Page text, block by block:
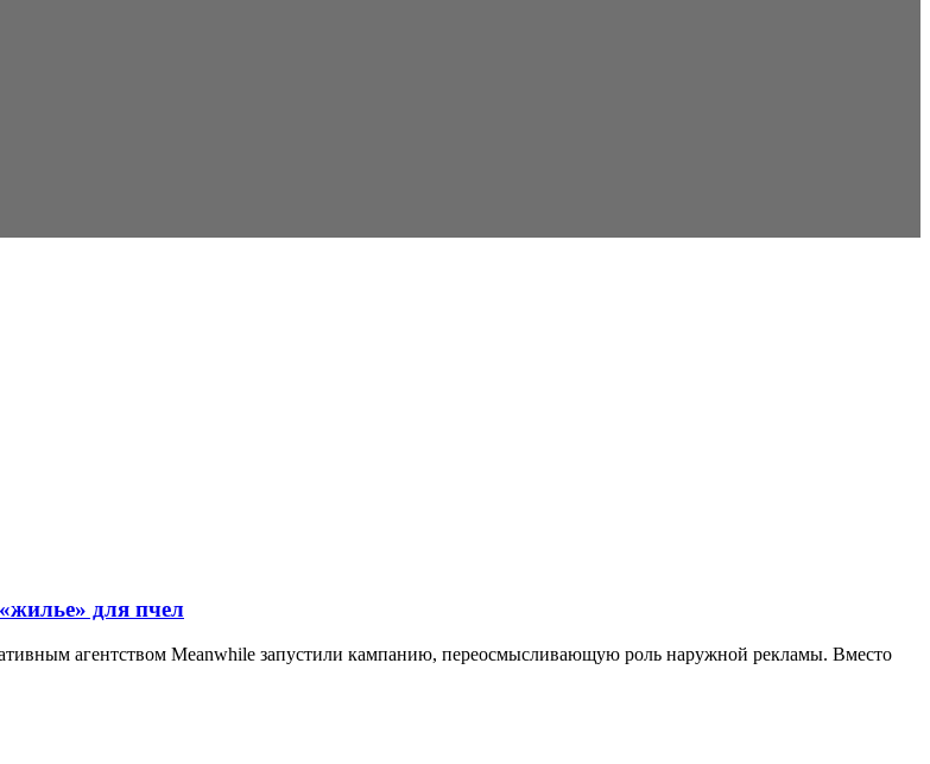
для пчел
агентством Meanwhile запустили кампанию, переосмысливающую роль наружной рекламы. Вместо